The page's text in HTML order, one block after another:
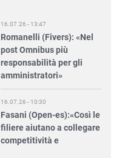
Romanelli (Fivers): «Nel
post Omnibus più
responsabilità per gli
amministratori»
Fasani (Open-es):«Così le
filiere aiutano a collegare
competitività e
transizione»